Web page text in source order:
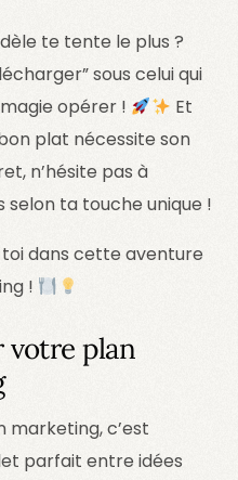
te tente le plus ?
sous celui qui
opérer !
Et
plat nécessite son
n’hésite pas à
ta touche unique !
dans cette aventure
!
votre plan
marketing, c’est
parfait entre idées